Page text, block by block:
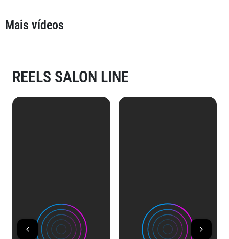
Mais vídeos
REELS SALON LINE